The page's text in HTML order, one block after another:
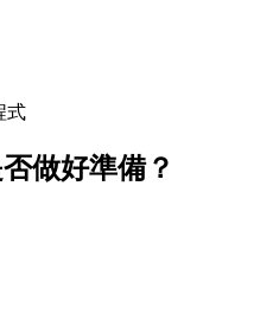
式
做好準備？